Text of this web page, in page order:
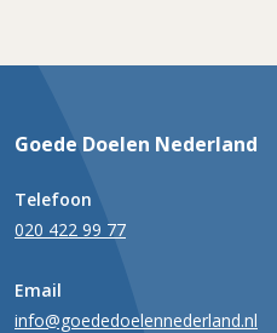
Goede Doelen Nederland
Telefoon
020 422 99 77
Email
info@goededoelennederland.nl